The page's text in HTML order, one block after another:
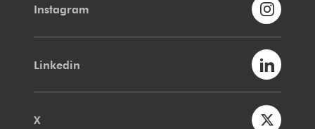
Instagram
Linkedin
X